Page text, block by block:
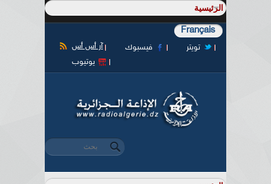
Français
آر أس أس فيسبوك
تويتر
يوتيوب
استمارة البحث
‏بحث ‏